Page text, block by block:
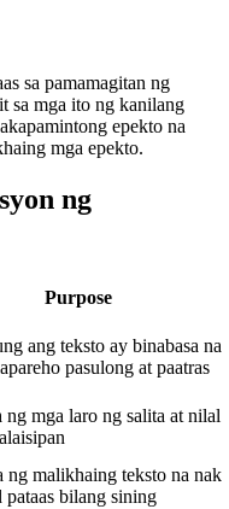
sa pamamagitan ng
sa mga ito ng kanilang
epekto na
mga epekto.
ng
Purpose
ang teksto ay binabasa na
pasulong at paatras
mga laro ng salita at nilal
ng malikhaing teksto na nak
pataas bilang sining